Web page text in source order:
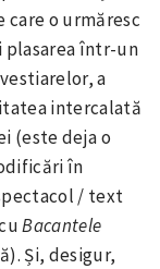
o urmăresc
plasarea într-un
a
intercalată
(este deja o
în
/ text
Bacantele
Și, desigur,